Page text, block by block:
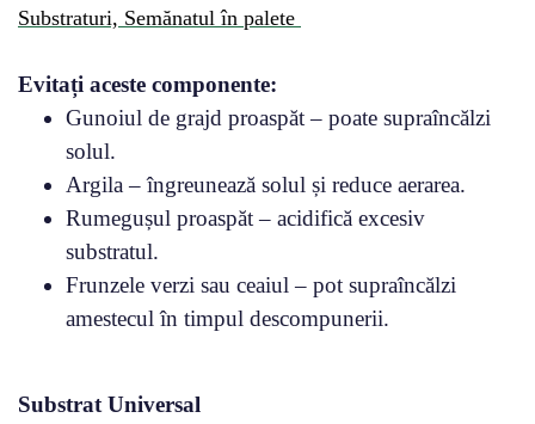
Substraturi, Semănatul în palete
Evitați aceste componente:
Gunoiul de grajd proaspăt – poate supraîncălzi
solul.
Argila – îngreunează solul și reduce aerarea.
Rumegușul proaspăt – acidifică excesiv
substratul.
Frunzele verzi sau ceaiul – pot supraîncălzi
amestecul în timpul descompunerii.
Substrat Universal